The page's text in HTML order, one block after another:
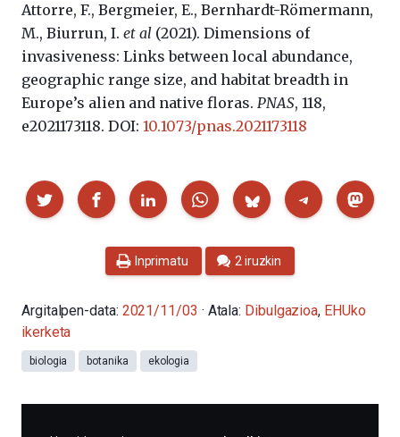
Attorre, F., Bergmeier, E., Bernhardt-Römermann,
M., Biurrun, I. et al (2021). Dimensions of
invasiveness: Links between local abundance,
geographic range size, and habitat breadth in
Europe’s alien and native floras. PNAS, 118,
e2021173118. DOI: 10.1073/pnas.2021173118
Partekatu
Inprimatu 2 iruzkin
Argitalpen-data: 2021/11/03 · Atala: Dibulgazioa, EHUko
ikerketa
biologia botanika ekologia